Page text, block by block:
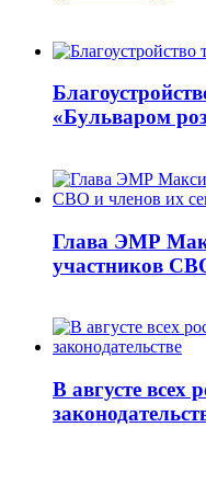
«Бульваром
Глава ЭМР
участников
В августе всех